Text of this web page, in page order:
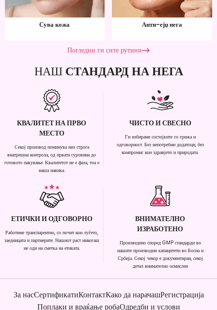
Сува кожа Анти-ејџ нега
Погледни ги сите рутини
НАШ СТАНДАРД НА НЕГА
КВАЛИТЕТ НА ПРВО
МЕСТО
Секој производ поминува низ строга
внатрешна контрола, од првата суровина до
готовото пакување. Квалитетот не е фаза, тоа е
наша навика.
ЧИСТО И СВЕСНО
Ги избираме состојките со грижа и
одговорност. Без непотребни додатоци, без
компромис кон здравјето и природата.
ЕТИЧКИ И ОДГОВОРНО
Работиме транспарентно, со почит кон луѓето,
заедницата и партнерите. Нашиот раст никогаш
не оди на сметка на етиката.
ВНИМАТЕЛНО
ИЗРАБОТЕНО
Произведено според GMP стандарди во
нашите производни капацитети во Босна и
Србија. Секој чекор е документиран, секој
детал внимателно осмислен
За насСертификатиКонтактКако да нарачашРегистрација
Поплаки и враќање робаОдредби и услови